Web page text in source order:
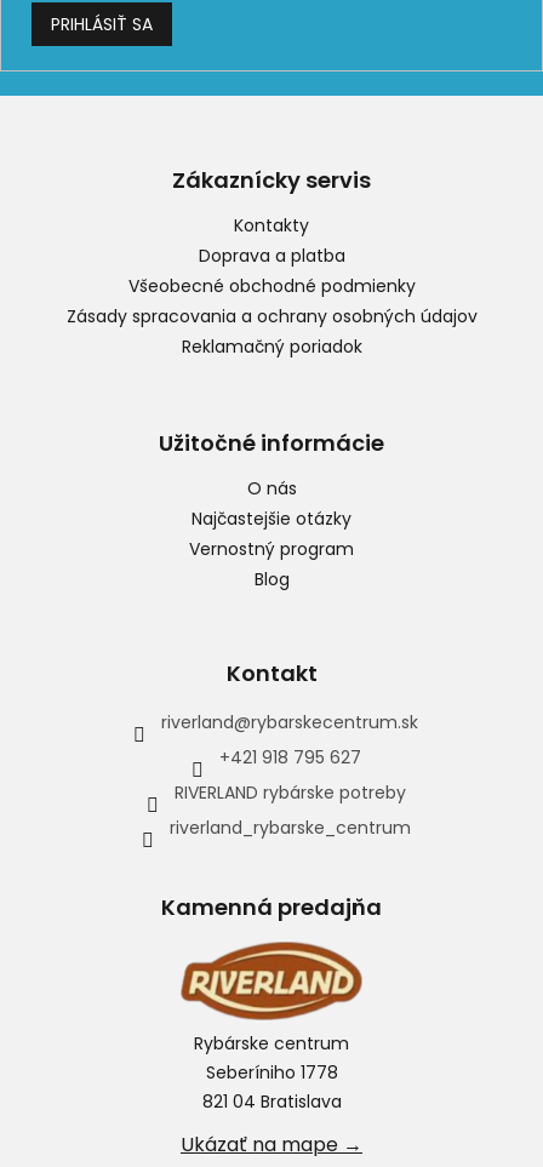
PRIHLÁSIŤ SA
Z
Zákaznícky servis
Kontakty
Doprava a platba
Všeobecné obchodné podmienky
Zásady spracovania a ochrany osobných údajov
Reklamačný poriadok
Užitočné informácie
O nás
Najčastejšie otázky
Vernostný program
Blog
Kontakt
riverland@rybarskecentrum.sk
+421 918 795 627
RIVERLAND rybárske potreby
riverland_rybarske_centrum
Kamenná predajňa
Rybárske centrum
Seberíniho 1778
821 04 Bratislava
Ukázať na mape →